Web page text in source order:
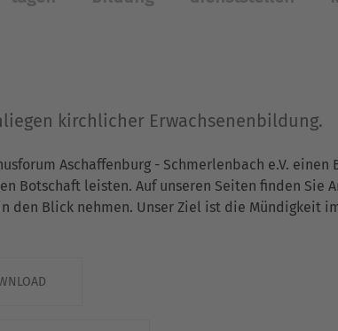
kirchlicher Erwachsenenbildung.
Aschaffenburg - Schmerlenbach e.V. einen
Botschaft leisten. Auf unseren Seiten finden Sie
den Blick nehmen. Unser Ziel ist die Mündigkeit